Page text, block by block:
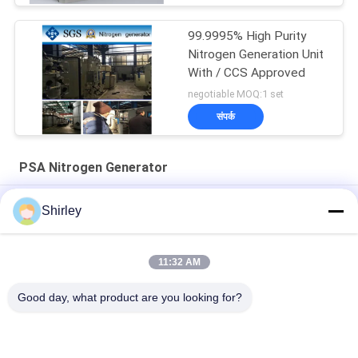
99.9995% High Purity
Nitrogen Generation Unit
With / CCS Approved
negotiable MOQ:1 set
संपर्क
PSA Nitrogen Generator
99.99% शुद्धता और 90% लागत बचत के साथ फाइबर लेजर कटिंग के लिए साइट पर
पीएसए नाइट्रोजन जनरेटर
Shirley
11:32 AM
Good day, what product are you looking for?